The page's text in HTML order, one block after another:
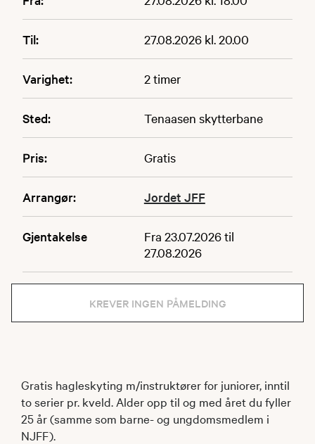
Til: 27.08.2026 kl. 20.00
Varighet: 2 timer
Sted: Tenaasen skytterbane
Pris: Gratis
Arrangør: Jordet JFF
Gjentakelse
Fra 23.07.2026 til
27.08.2026
KREVER INGEN PÅMELDING
Gratis hagleskyting m/instruktører for juniorer, inntil
to serier pr. kveld. Alder opp til og med året du fyller
25 år (samme som barne- og ungdomsmedlem i
NJFF).